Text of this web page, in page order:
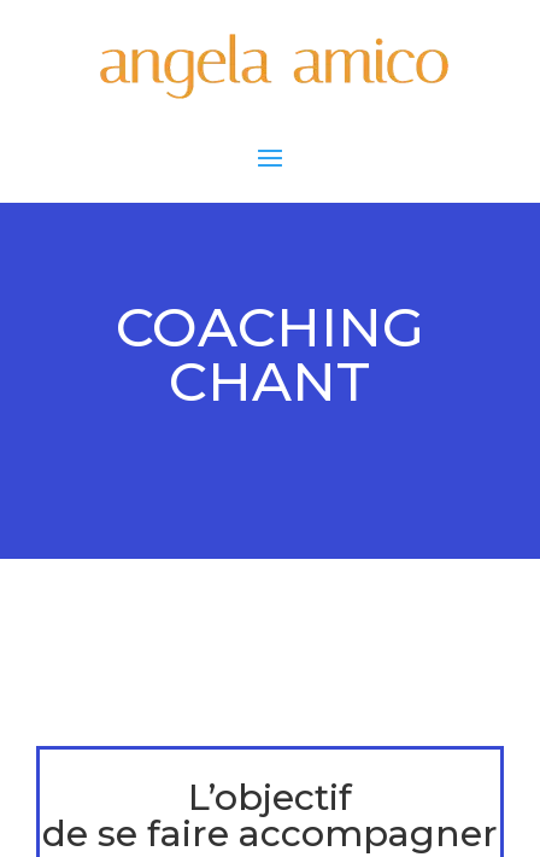
COACHING
CHANT
L’objectif
de se faire accompagner